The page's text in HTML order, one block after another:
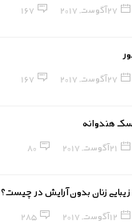
27 آگوست, 2017 167
27 آگوست, 2017 167
هندوانه
21 آگوست, 2017 80
زیبایی زنان بدون آرایش در چیست؟
12 آگوست, 2017 285